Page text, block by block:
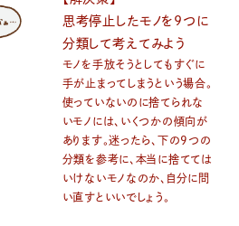
思考停止したモノを9つに
分類して考えてみよう
モノを手放そうとしてもすぐに
手が止まってしまうという場合。
使っていないのに捨てられな
いモノには、いくつかの傾向が
あります。迷ったら、下の9つの
分類を参考に、本当に捨てては
いけないモノなのか、自分に問
い直すといいでしょう。